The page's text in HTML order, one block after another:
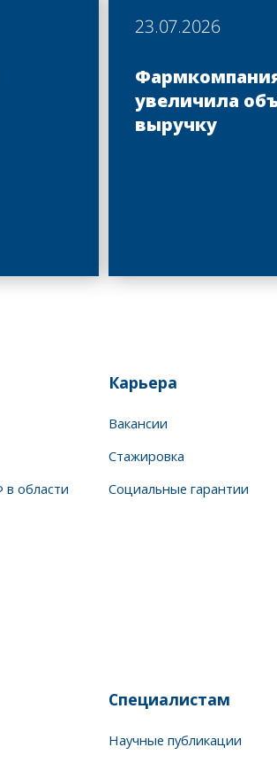
23.07.2026
увеличила
выручку
в области
Карьера
Вакансии
Стажировка
Социальные гарантии
Специалистам
Научные публикации